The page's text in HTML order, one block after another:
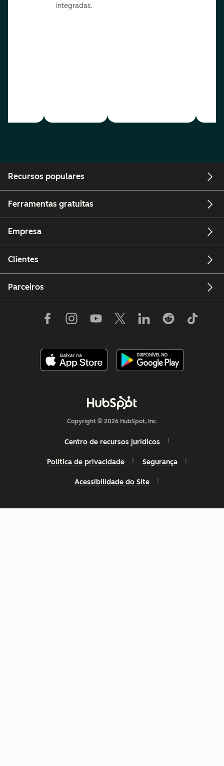
integradas.
Recursos populares
Ferramentas gratuitas
Empresa
Clientes
Parceiros
Copyright © 2026 HubSpot, Inc.
Centro de recursos jurídicos
Política de privacidade Segurança
Acessibilidade do Site